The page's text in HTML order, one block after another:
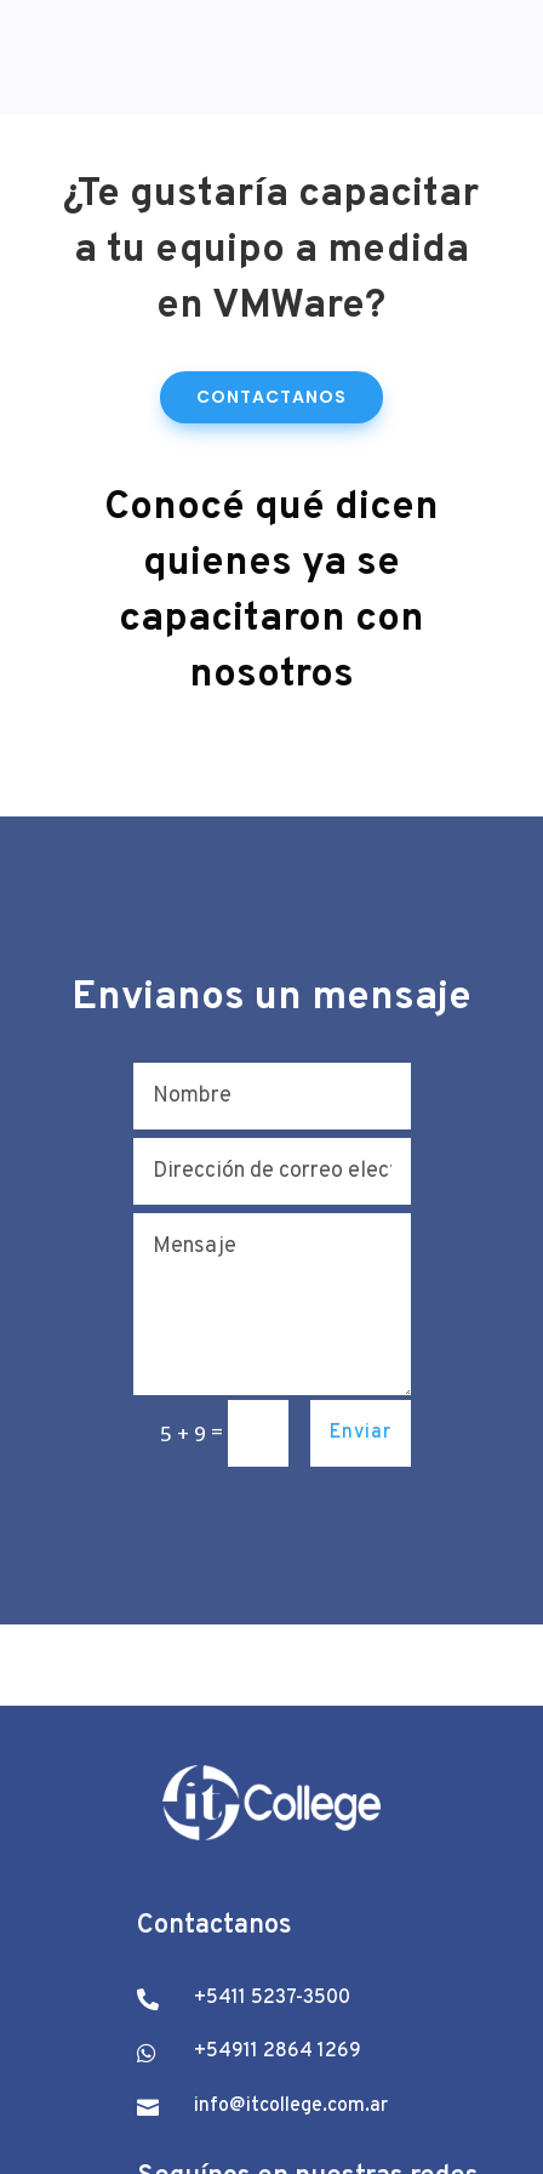
¿Te gustaría capacitar
a tu equipo a medida
en VMWare?
CONTACTANOS
Conocé qué dicen
quienes ya se
capacitaron con
nosotros
Envianos un mensaje
5 + 9 = Enviar
Contactanos
 +5411 5237-3500
 +54911 2864 1269
 info@itcollege.com.ar